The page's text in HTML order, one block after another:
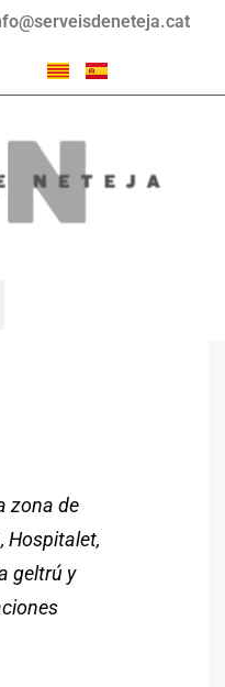
zona de
​​Hospitalet,
geltrú y